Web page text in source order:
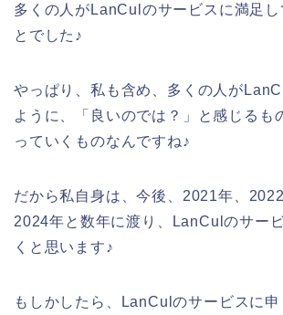
多くの人がLanCulのサービスに満足し
とでした♪
やっぱり、私も含め、多くの人が
ように、「良いのでは？」と感じるも
っていくものなんですね♪
だから私自身は、今後、2021年、
2024年と数年に渡り、LanCulのサー
くと思います♪
もしかしたら、LanCulのサービスに